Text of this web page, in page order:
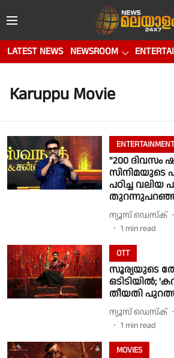
LATEST NEWS NEWSROOM
Karuppu Movie
ENTERTAINMENT
"200 ദിവസം
സിനിമയുടെ
പഠിച്ച വലിയ
ന്യൂസ് ഡെസ്ക്
1 min read
OTT
സൂര്യയുടെ
ഒടിടിയിൽ;
തീയതി
ന്യൂസ് ഡെസ്ക്
1 min read
MOVIES